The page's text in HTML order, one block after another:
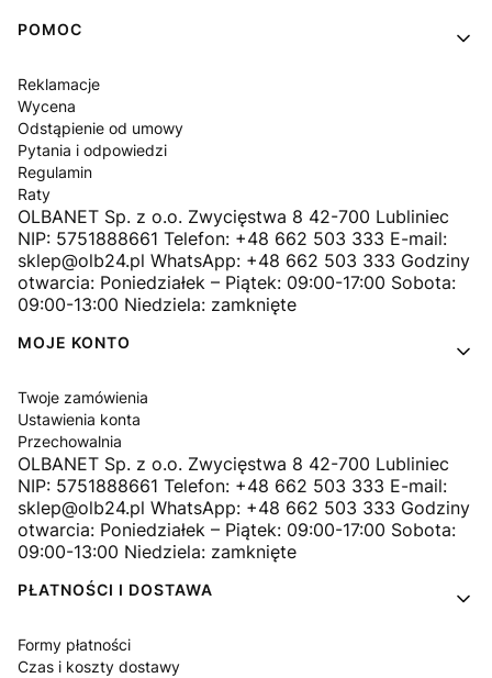
Linki w stopce
POMOC
Reklamacje
Wycena
Odstąpienie od umowy
Pytania i odpowiedzi
Regulamin
Raty
OLBANET Sp. z o.o. Zwycięstwa 8 42-700 Lubliniec
NIP: 5751888661 Telefon: +48 662 503 333 E-mail:
sklep@olb24.pl WhatsApp: +48 662 503 333 Godziny
otwarcia: Poniedziałek – Piątek: 09:00-17:00 Sobota:
09:00-13:00 Niedziela: zamknięte
MOJE KONTO
Twoje zamówienia
Ustawienia konta
Przechowalnia
OLBANET Sp. z o.o. Zwycięstwa 8 42-700 Lubliniec
NIP: 5751888661 Telefon: +48 662 503 333 E-mail:
sklep@olb24.pl WhatsApp: +48 662 503 333 Godziny
otwarcia: Poniedziałek – Piątek: 09:00-17:00 Sobota:
09:00-13:00 Niedziela: zamknięte
PŁATNOŚCI I DOSTAWA
Formy płatności
Czas i koszty dostawy